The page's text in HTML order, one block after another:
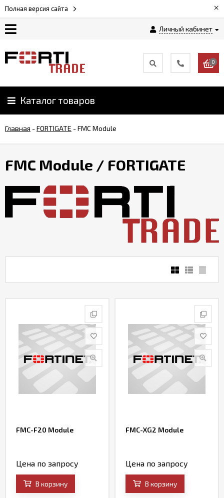
Полная версия сайта ×
Личный кабинет
и
оплата
0
Каталог товаров
Главная -FORTIGATE -FMC Module
FMC Module / FORTIGATE
FMC-F20 Module
Цена по запросу
В корзину
FMC-XG2 Module
Цена по запросу
В корзину